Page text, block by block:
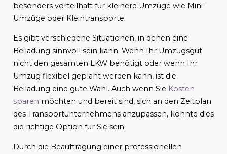
besonders vorteilhaft für kleinere Umzüge wie Mini-
Umzüge oder Kleintransporte.
Es gibt verschiedene Situationen, in denen eine
Beiladung sinnvoll sein kann. Wenn Ihr Umzugsgut
nicht den gesamten LKW benötigt oder wenn Ihr
Umzug flexibel geplant werden kann, ist die
Beiladung eine gute Wahl. Auch wenn Sie Kosten
sparen möchten und bereit sind, sich an den Zeitplan
des Transportunternehmens anzupassen, könnte dies
die richtige Option für Sie sein.
Durch die Beauftragung einer professionellen